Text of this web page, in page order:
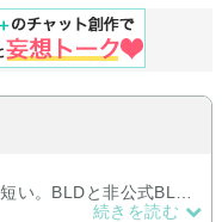
い。BLDと非公式BLカ
続きを読む